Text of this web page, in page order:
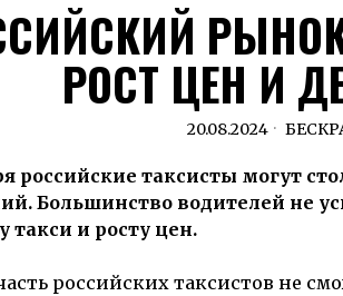
РОСТ ЦЕН И
20.08.2024
российские таксисты могут
Большинство водителей не
такси и росту цен.
российских таксистов не